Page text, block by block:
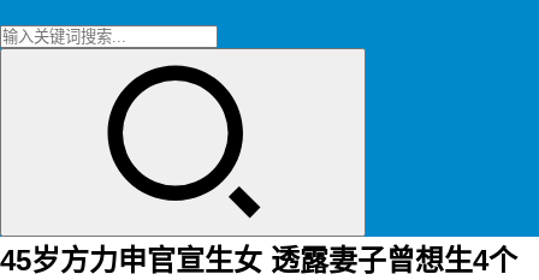
45岁方力申官宣生女 透露妻子曾想生4个